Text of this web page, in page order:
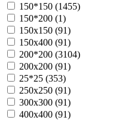
150*150 (1455)
150*200 (1)
150х150 (91)
150х400 (91)
200*200 (3104)
200х200 (91)
25*25 (353)
250х250 (91)
300х300 (91)
400х400 (91)